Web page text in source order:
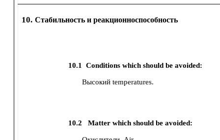
10. Стабильность и реакционноспособность
10.1 Conditions which should be avoided:
Высокий temperatures.
10.2 Matter which should be avoided: